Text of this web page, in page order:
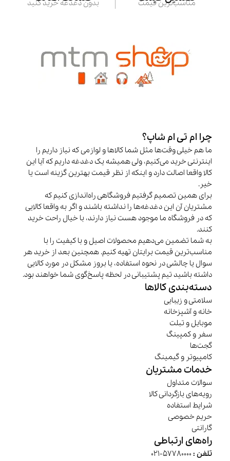
مناسب‌ترین قیمت بدون دغدغه خرید کنید
چرا ام تی ام شاپ؟
ما هم خیلی وقت‌ها مثل شما کالاها و لوازمی که نیاز داریم را
اینترنتی خرید می‌کنیم، ولی همیشه یک دغدغه داریم که آیا این
کالا واقعا اصالت دارد و اینکه از نظر قیمت بهترین گزینه است یا
خیر.
برای همین تصمیم گرفتیم فروشگاهی راه‌اندازی کنیم که
مشتریان آن این دغدغه‌ها را نداشته باشند و اگر به واقعا کالایی
که در فروشگاه ما موجود هست نیاز دارند، با خیال راحت خرید
کنند.
به شما تضمین می‌دهیم محصولات اصیل و با کیفیت را با
مناسب‌ترین قیمت برایتان تهیه کنیم. همچنین بعد از خرید هر
سوال یا چالشی در نحوه استفاده، یا بروز مشکل در مورد کالایی
داشته باشید تیم پشتیبانی در لحظه پاسخ‌گوی شما خواهند بود.
دسته‌بندی کالاها
سلامتی و زیبایی
خانه و آشپزخانه
موبایل و تبلت
سفر و کمپینگ
گجت‌ها
کامپیوتر و گیمینگ
خدمات مشتریان
سوالات متداول
رویه‌های بازگردانی کالا
شرایط استفاده
حریم خصوصی
گارانتی
راه‌های ارتباطی
تلفن :